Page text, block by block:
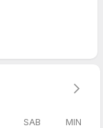
SAB MIN